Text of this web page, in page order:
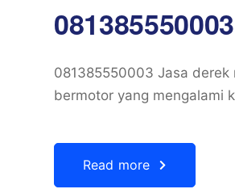
081385550003 Jasa derek
bermotor yang mengalami
Read more